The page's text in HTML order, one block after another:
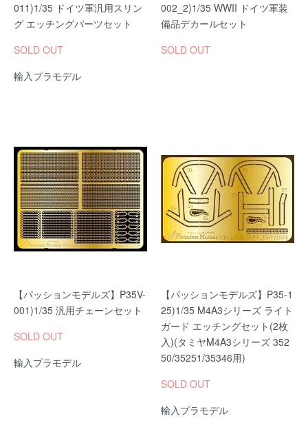
011)1/35 ドイツ軍汎用スリン
グ エッチングパーツセット
SOLD OUT
輸入プラモデル
002_2)1/35 WWII ドイツ軍装
備品デカールセット
SOLD OUT
【パッションモデルズ】P35V-
001)1/35 汎用チェーンセット
SOLD OUT
輸入プラモデル
【パッションモデルズ】P35-1
25)1/35 M4A3シリーズ ライト
ガード エッチングセット(2枚
入)(タミヤM4A3シリーズ 352
50/35251/35346用)
SOLD OUT
輸入プラモデル